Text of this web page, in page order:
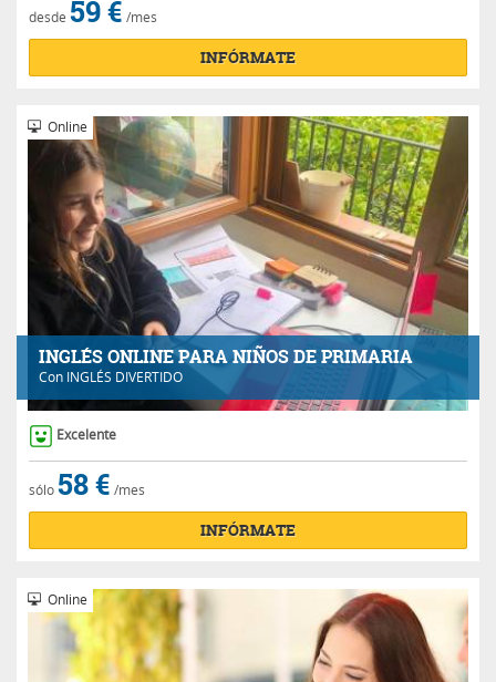
desde 59 € /mes
INFÓRMATE
INGLÉS ONLINE PARA NIÑOS DE PRIMARIA
Con INGLÉS DIVERTIDO
Online
Excelente
sólo 58 € /mes
INFÓRMATE
Online